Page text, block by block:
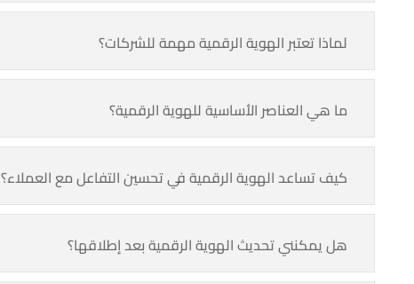
لماذا تعتبر الهوية الرقمية مهمة للشركات؟
ما هي العناصر الأساسية للهوية الرقمية؟
كيف تساعد الهوية الرقمية في تحسين التفاعل مع العملاء؟
هل يمكنني تحديث الهوية الرقمية بعد إطلاقها؟